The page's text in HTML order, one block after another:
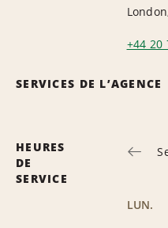
+44 20
SERVICES DE L’AGENCE
HEURES
DE
SERVICE
LUN.